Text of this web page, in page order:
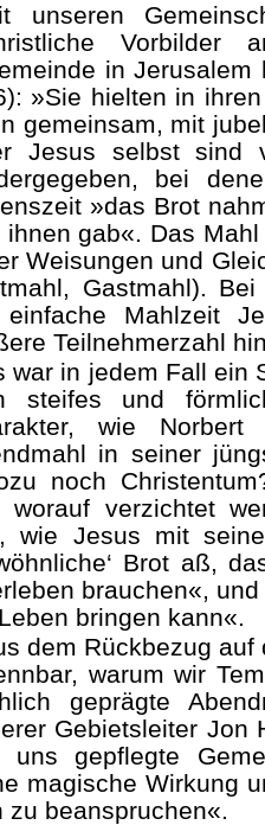
unseren
Vorbilder
in
»Sie hielten in
gemeinsam, mit
Jesus selbst sind
bei
»das Brot
ihnen gab«. Das
Weisungen und
Gastmahl).
Mahlzeit
Teilnehmerzahl
war in jedem Fall ein
steifes und
wie
in seiner
noch
worauf verzichtet
wie Jesus mit
Brot aß,
brauchen«,
bringen kann«.
dem Rückbezug
warum wir
geprägte
Gebietsleiter Jon
uns gepflegte
magische Wirkung
zu beanspruchen«.